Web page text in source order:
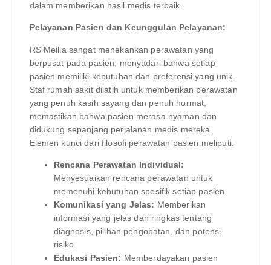
dalam memberikan hasil medis terbaik.
Pelayanan Pasien dan Keunggulan Pelayanan:
RS Meilia sangat menekankan perawatan yang
berpusat pada pasien, menyadari bahwa setiap
pasien memiliki kebutuhan dan preferensi yang unik.
Staf rumah sakit dilatih untuk memberikan perawatan
yang penuh kasih sayang dan penuh hormat,
memastikan bahwa pasien merasa nyaman dan
didukung sepanjang perjalanan medis mereka.
Elemen kunci dari filosofi perawatan pasien meliputi:
Rencana Perawatan Individual:
Menyesuaikan rencana perawatan untuk
memenuhi kebutuhan spesifik setiap pasien.
Komunikasi yang Jelas: Memberikan
informasi yang jelas dan ringkas tentang
diagnosis, pilihan pengobatan, dan potensi
risiko.
Edukasi Pasien: Memberdayakan pasien